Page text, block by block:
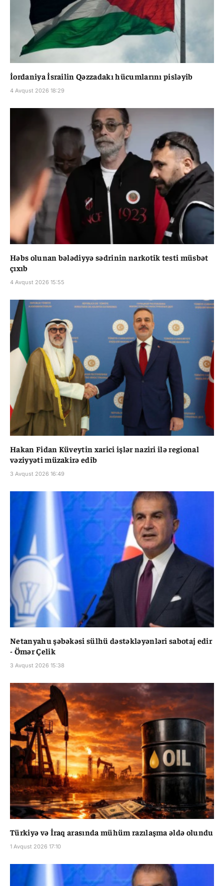
İordaniya İsrailin Qəzzadakı hücumlarını pisləyib
4 Avqust 2026 18:29
Həbs olunan bələdiyyə sədrinin narkotik testi müsbət
çıxıb
4 Avqust 2026 15:55
Hakan Fidan Küveytin xarici işlər naziri ilə regional
vəziyyəti müzakirə edib
3 Avqust 2026 16:49
Netanyahu şəbəkəsi sülhü dəstəkləyənləri sabotaj edir
- Ömər Çelik
3 Avqust 2026 15:38
Türkiyə və İraq arasında mühüm razılaşma əldə olundu
1 Avqust 2026 17:10